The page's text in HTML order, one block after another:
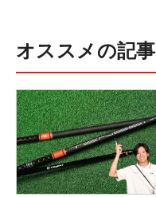
オススメの記事